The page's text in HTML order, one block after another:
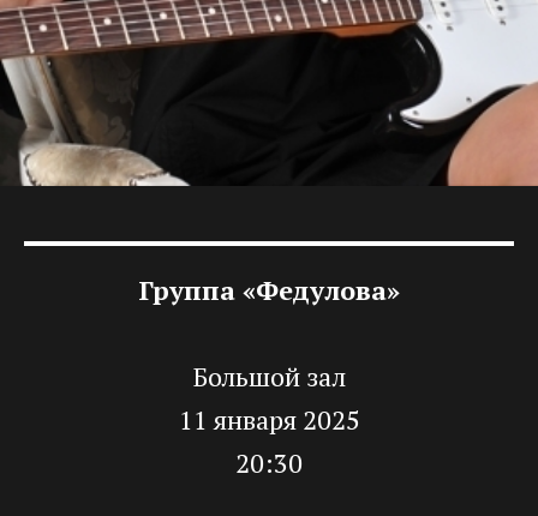
Группа «Федулова»
Большой зал
11 января 2025
20:30